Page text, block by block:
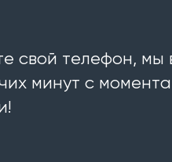
свой телефон, мы
минут с